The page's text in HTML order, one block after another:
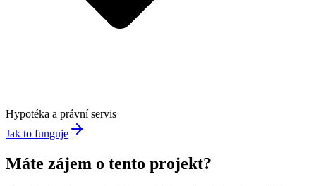
Hypotéka a právní servis
Jak to funguje
Máte zájem o tento projekt?